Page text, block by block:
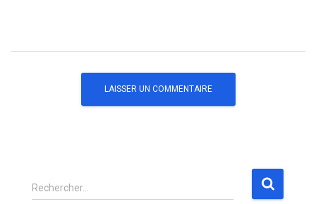
R
e
Rechercher…